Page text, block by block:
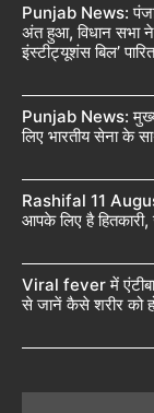
Punjab News: पंजाब
अंत हुआ, विधान
इंस्टीट्यूशंस बिल’
Punjab News:
लिए भारतीय सेना के
Rashifal 11 August
आपके लिए है
Viral fever में
से जानें कैसे शरीर को